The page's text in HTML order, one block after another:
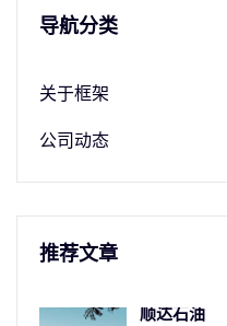
导航分类
关于框架
公司动态
推荐文章
顺达石油